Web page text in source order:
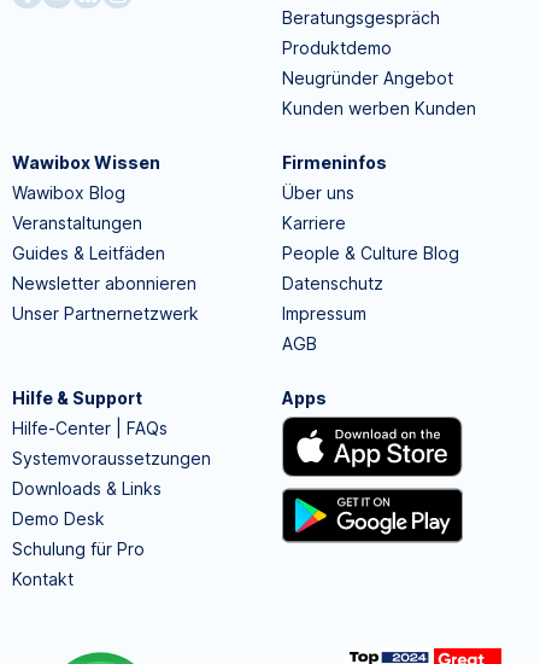
Beratungsgespräch
Produktdemo
Neugründer Angebot
Kunden werben Kunden
Wawibox Wissen
Wawibox Blog
Veranstaltungen
Guides & Leitfäden
Newsletter abonnieren
Unser Partnernetzwerk
Firmeninfos
Über uns
Karriere
People & Culture Blog
Datenschutz
Impressum
AGB
Hilfe & Support
Hilfe-Center | FAQs
Systemvoraussetzungen
Downloads & Links
Demo Desk
Schulung für Pro
Kontakt
Apps